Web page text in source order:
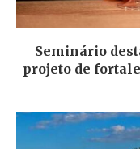
Seminário
projeto de